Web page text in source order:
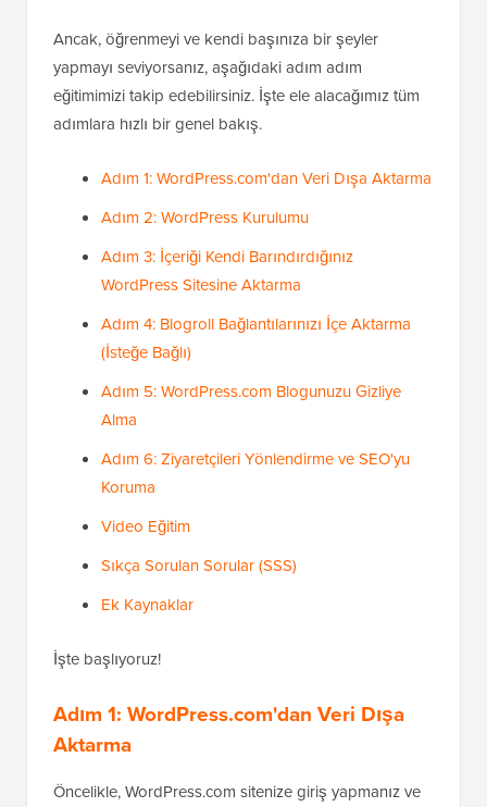
Ancak, öğrenmeyi ve kendi başınıza bir şeyler
yapmayı seviyorsanız, aşağıdaki adım adım
eğitimimizi takip edebilirsiniz. İşte ele alacağımız tüm
adımlara hızlı bir genel bakış.
Adım 1: WordPress.com'dan Veri Dışa Aktarma
Adım 2: WordPress Kurulumu
Adım 3: İçeriği Kendi Barındırdığınız
WordPress Sitesine Aktarma
Adım 4: Blogroll Bağlantılarınızı İçe Aktarma
(İsteğe Bağlı)
Adım 5: WordPress.com Blogunuzu Gizliye
Alma
Adım 6: Ziyaretçileri Yönlendirme ve SEO'yu
Koruma
Video Eğitim
Sıkça Sorulan Sorular (SSS)
Ek Kaynaklar
İşte başlıyoruz!
Adım 1: WordPress.com'dan Veri Dışa
Aktarma
Öncelikle, WordPress.com sitenize giriş yapmanız ve